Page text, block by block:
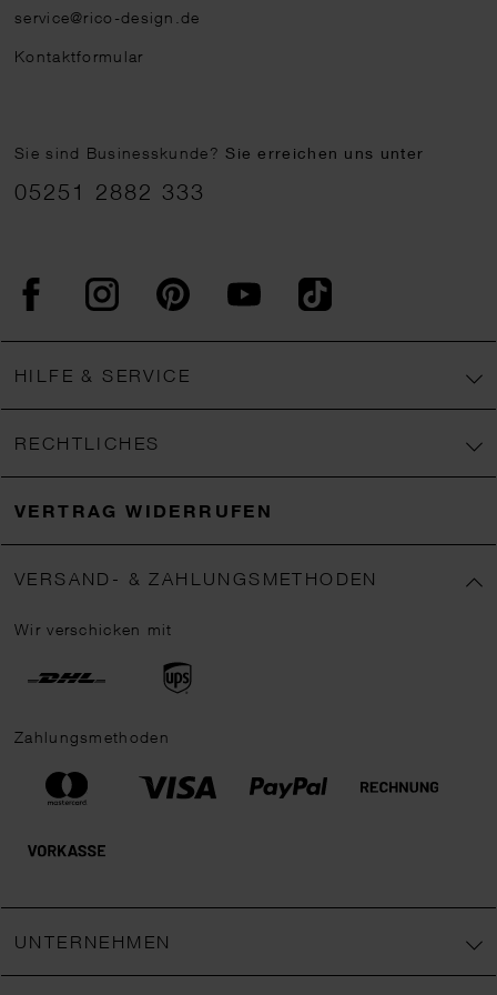
service@rico-design.de
Kontaktformular
Sie sind Businesskunde?Sie erreichen uns unter
05251 2882 333
FacebookInstagram PinterestYouTubeTikTok
HILFE & SERVICE
RECHTLICHES
VERTRAG WIDERRUFEN
VERSAND- & ZAHLUNGSMETHODEN
Wir verschicken mit
Zahlungsmethoden
UNTERNEHMEN